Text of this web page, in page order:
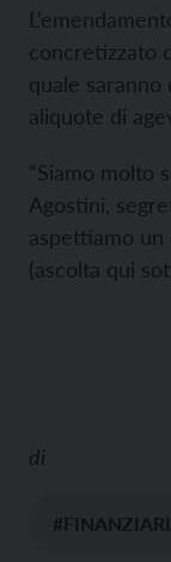
concretizzato
quale
aliquote di
“Siamo molto
Agostini,
aspettiamo un
(ascolta qui
di